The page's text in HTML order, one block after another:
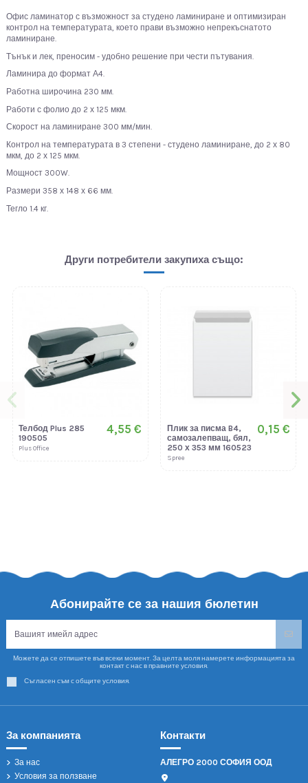
Офис ламинатор с възможност за студено ламиниране и оптимизиран
контрол на температурата, което прави възможно непрекъснатото
ламиниране.
Тънък и лек, преносим - удобно решение при чести пътувания.
Ламинира до формат А4.
Работна широчина 230 мм.
Работи с фолио до 2 х 125 мкм.
Скорост на ламиниране 300 мм/мин.
Контрол на температурата в 3 степени - студено ламиниране, до 2 х 80
мкм, до 2 х 125 мкм.
Мощност 300W.
Размери 358 х 148 х 66 мм.
Тегло 1.4 кг.
Други потребители закупиха също:
Телбод Plus 285
190505
Plus Office
4,55 €
Плик за писма B4,
самозалепващ, бял,
250 х 353 мм 160523
Spree
0,15 €
Абонирайте се за нашия бюлетин
Можете да се отпишете във всеки момент. За целта моля намерете информацията за
контакт с нас в правните условия.
Съгласен съм с общите условия.
За компанията
За нас
Условия за ползване
Контакти
АЛЕГРО 2000 СОФИЯ ООД